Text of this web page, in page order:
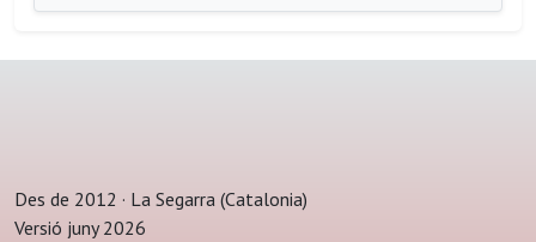
Des de 2012 · La Segarra (Catalonia)
Versió juny 2026